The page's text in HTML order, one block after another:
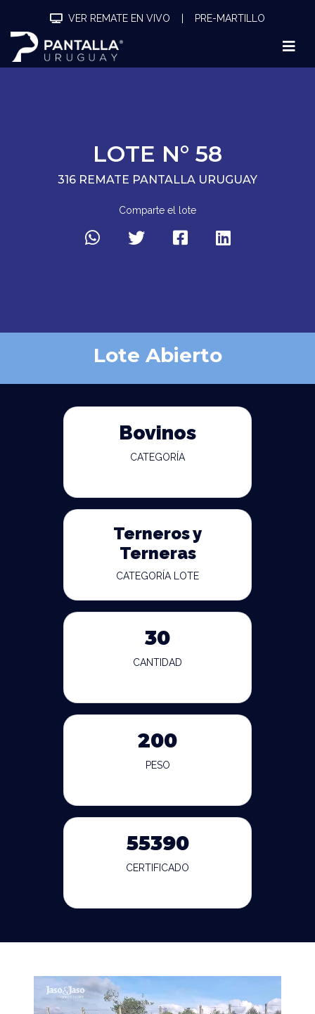
VER REMATE EN VIVO PRE-MARTILLO
LOTE N° 58
316 REMATE PANTALLA URUGUAY
Comparte el lote
Lote Abierto
Bovinos
CATEGORÍA
Terneros y
Terneras
CATEGORÍA LOTE
30
CANTIDAD
200
PESO
55390
CERTIFICADO